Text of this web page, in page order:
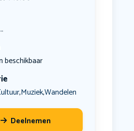
beschikbaar
,Muziek,Wandelen
Deelnemen